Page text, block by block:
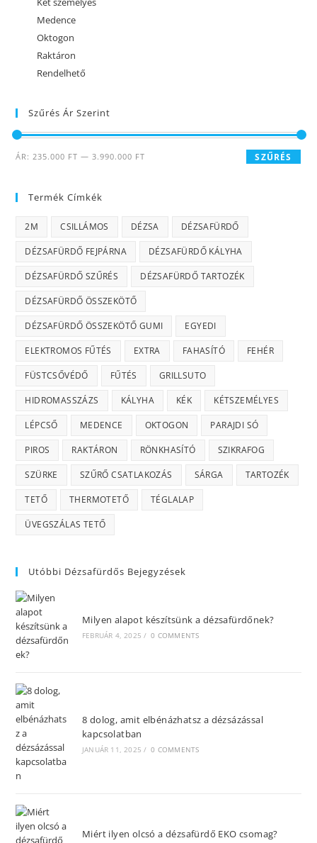
Medence
Oktogon
Raktáron
Rendelhető
Szűrés Ár Szerint
SZŰRÉS
ÁR: 235.000 FT — 3.990.000 FT
Termék Címkék
2M CSILLÁMOS DÉZSA DÉZSAFÜRDŐ
DÉZSAFÜRDŐ FEJPÁRNA DÉZSAFÜRDŐ KÁLYHA
DÉZSAFÜRDŐ SZŰRÉS DÉZSAFÜRDŐ TARTOZÉK
DÉZSAFÜRDŐ ÖSSZEKÖTŐ
DÉZSAFÜRDŐ ÖSSZEKÖTŐ GUMI EGYEDI
ELEKTROMOS FŰTÉS EXTRA FAHASÍTÓ FEHÉR
FÜSTCSŐVÉDŐ FŰTÉS GRILLSUTO
HIDROMASSZÁZS KÁLYHA KÉK KÉTSZEMÉLYES
LÉPCSŐ MEDENCE OKTOGON PARAJDI SÓ
PIROS RAKTÁRON RÖNKHASÍTÓ SZIKRAFOG
SZÜRKE SZŰRŐ CSATLAKOZÁS SÁRGA TARTOZÉK
TETŐ THERMOTETŐ TÉGLALAP
ÜVEGSZÁLAS TETŐ
Utóbbi Dézsafürdős Bejegyzések
Milyen alapot készítsünk a dézsafürdőnek?
FEBRUÁR 4, 2025 / 0 COMMENTS
8 dolog, amit elbénázhatsz a dézsázással
kapcsolatban
JANUÁR 11, 2025 / 0 COMMENTS
Miért ilyen olcsó a dézsafürdő EKO csomag?